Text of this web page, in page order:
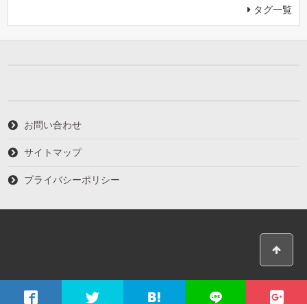
タグ一覧
お問い合わせ
サイトマップ
プライバシーポリシー